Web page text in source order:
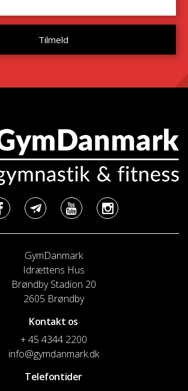
GymDanmark
Idrættens Hus
Brøndby Stadion 20
2605 Brøndby
Kontakt os
+ 45 4344 2200
info@gymdanmark.dk
Telefontider